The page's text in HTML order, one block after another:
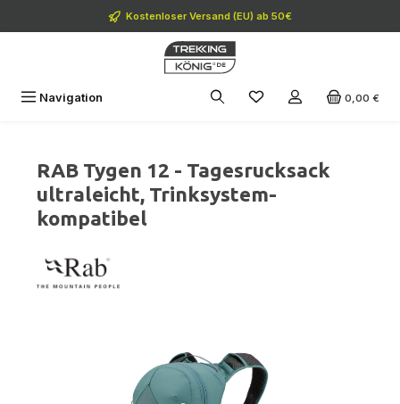
Zum Hauptinhalt springenKostenloser Versand (EU) ab 50€
Navigation 0,00 €
RAB Tygen 12 - Tagesrucksack
ultraleicht, Trinksystem-
kompatibel